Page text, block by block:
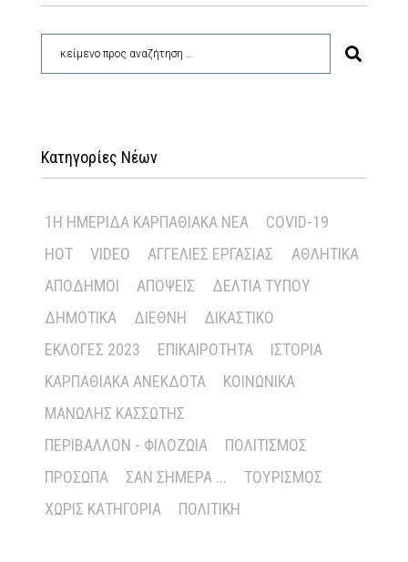
Κατηγορίες Νέων
1Η ΗΜΕΡΊΔΑ ΚΑΡΠΑΘΙΑΚΆ ΝΈΑ
COVID-19
HOT
VIDEO ΑΓΓΕΛΊΕΣ ΕΡΓΑΣΊΑΣ
ΑΘΛΗΤΙΚΆ
ΑΠΌΔΗΜΟΙ
ΑΠΌΨΕΙΣ
ΔΕΛΤΊΑ ΤΎΠΟΥ
ΔΗΜΟΤΙΚΆ
ΔΙΕΘΝΉ
ΔΙΚΑΣΤΙΚΌ
ΕΚΛΟΓΈΣ 2023
ΕΠΙΚΑΙΡΌΤΗΤΑ
ΙΣΤΟΡΊΑ
ΚΑΡΠΑΘΙΑΚΆ ΑΝΈΚΔΟΤΑ
ΚΟΙΝΩΝΙΚΆ
ΜΑΝΏΛΗΣ ΚΑΣΣΏΤΗΣ
ΠΕΡΙΒΆΛΛΟΝ - ΦΙΛΟΖΩΊΑ
ΠΟΛΙΤΙΣΜΌΣ
ΠΡΌΣΩΠΑ
ΣΑΝ ΣΉΜΕΡΑ ...
ΤΟΥΡΙΣΜΌΣ
ΧΩΡΊΣ ΚΑΤΗΓΟΡΊΑ
ΠΟΛΙΤΙΚΉ